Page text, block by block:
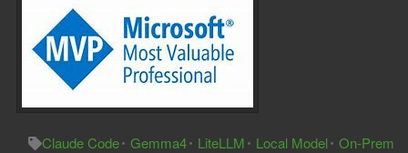
Claude Code Gemma4 LiteLLM Local Model On-Prem